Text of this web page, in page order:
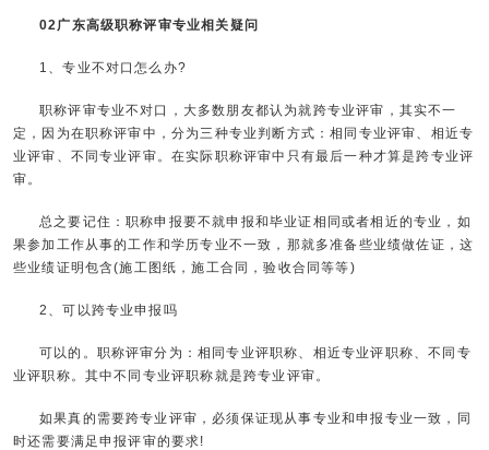
02广东高级职称评审专业相关疑问
1、专业不对口怎么办?
职称评审专业不对口，大多数朋友都认为就跨专业评审，其实不一
定，因为在职称评审中，分为三种专业判断方式：相同专业评审、相近专
业评审、不同专业评审。在实际职称评审中只有最后一种才算是跨专业评
审。
总之要记住：职称申报要不就申报和毕业证相同或者相近的专业，如
果参加工作从事的工作和学历专业不一致，那就多准备些业绩做佐证，这
些业绩证明包含(施工图纸，施工合同，验收合同等等)
2、可以跨专业申报吗
可以的。职称评审分为：相同专业评职称、相近专业评职称、不同专
业评职称。其中不同专业评职称就是跨专业评审。
如果真的需要跨专业评审，必须保证现从事专业和申报专业一致，同
时还需要满足申报评审的要求!